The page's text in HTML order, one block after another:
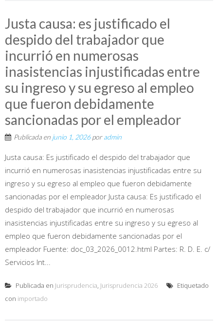
Justa causa: es justificado el
despido del trabajador que
incurrió en numerosas
inasistencias injustificadas entre
su ingreso y su egreso al empleo
que fueron debidamente
sancionadas por el empleador
Publicada en junio 1, 2026poradmin
Justa causa: Es justificado el despido del trabajador que
incurrió en numerosas inasistencias injustificadas entre su
ingreso y su egreso al empleo que fueron debidamente
sancionadas por el empleador Justa causa: Es justificado el
despido del trabajador que incurrió en numerosas
inasistencias injustificadas entre su ingreso y su egreso al
empleo que fueron debidamente sancionadas por el
empleador Fuente: doc_03_2026_0012.html Partes: R. D. E. c/
Servicios Int...
Publicada en Jurisprudencia, Jurisprudencia 2026
Etiquetado
con importado